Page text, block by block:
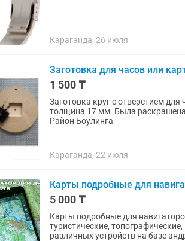
Караганда, 26 июля
Заготовка для часов или
1 500 ₸
Заготовка круг с отверстием
толщина 17 мм. Была
Район Боулинга
Караганда, 22 июля
Карты подробные для
5 000 ₸
Карты подробные для
туристические,
различных устройств на базе